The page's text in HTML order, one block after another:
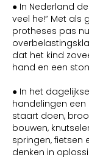
● In Nederland
veel he!” Met
protheses pas
dat het kind
hand en een
● In het
handelingen een
staart doen,
bouwen,
springen, fietsen
denken in